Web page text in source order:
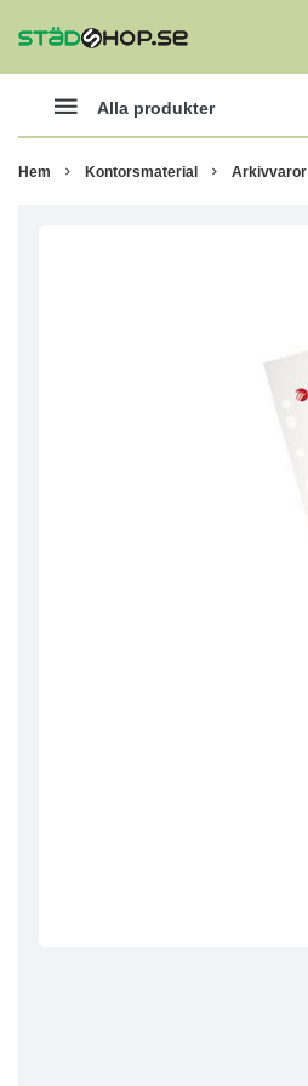
Alla produkter
Hem Kontorsmaterial Arkivvaror